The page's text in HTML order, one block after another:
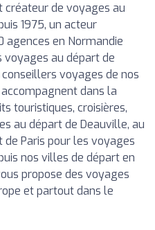
créateur de voyages au
1975, un acteur
agences en Normandie
au départ de
voyages de nos
dans la
touristiques, croisières,
au départ de Deauville, au
Paris pour les voyages
nos villes de départ en
propose des voyages
et partout dans le